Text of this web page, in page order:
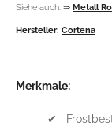
Siehe auch: ⇒ Metall
Hersteller: Cortena
Merkmale:
✔